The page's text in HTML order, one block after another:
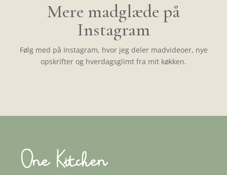
Mere madglæde på
Instagram
Følg med på Instagram, hvor jeg deler madvideoer, nye
opskrifter og hverdagsglimt fra mit køkken.